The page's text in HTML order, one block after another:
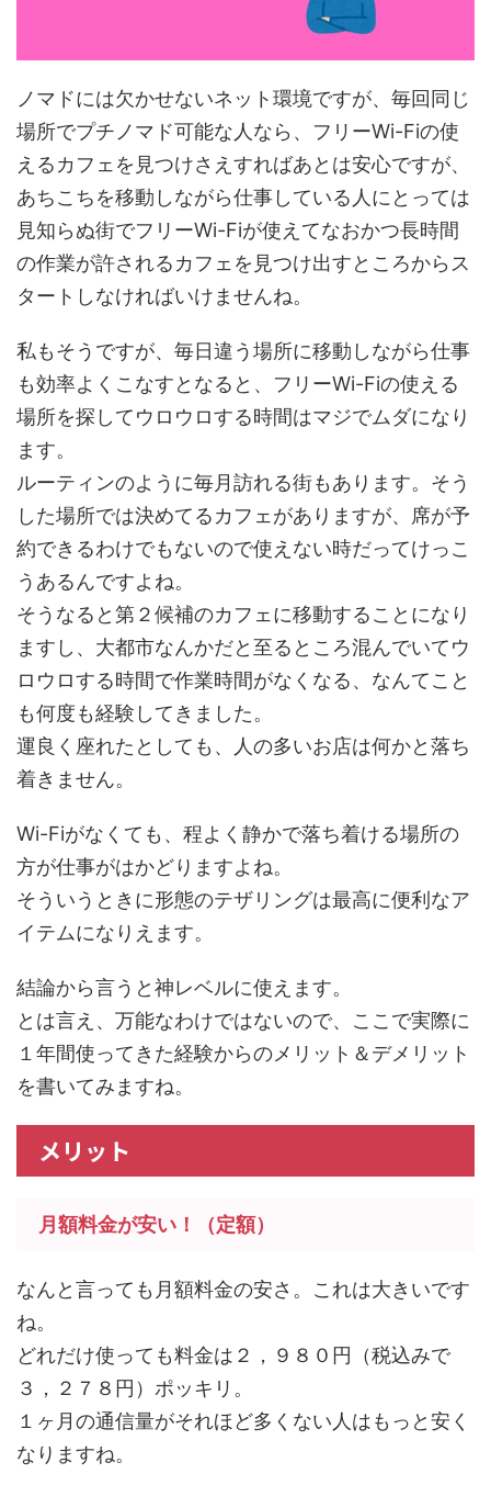
ノマドには欠かせないネット環境ですが、毎回同じ
場所でプチノマド可能な人なら、フリーWi-Fiの使
えるカフェを見つけさえすればあとは安心ですが、
あちこちを移動しながら仕事している人にとっては
見知らぬ街でフリーWi-Fiが使えてなおかつ長時間
の作業が許されるカフェを見つけ出すところからス
タートしなければいけませんね。
私もそうですが、毎日違う場所に移動しながら仕事
も効率よくこなすとなると、フリーWi-Fiの使える
場所を探してウロウロする時間はマジでムダになり
ます。
ルーティンのように毎月訪れる街もあります。そう
した場所では決めてるカフェがありますが、席が予
約できるわけでもないので使えない時だってけっこ
うあるんですよね。
そうなると第２候補のカフェに移動することになり
ますし、大都市なんかだと至るところ混んでいてウ
ロウロする時間で作業時間がなくなる、なんてこと
も何度も経験してきました。
運良く座れたとしても、人の多いお店は何かと落ち
着きません。
Wi-Fiがなくても、程よく静かで落ち着ける場所の
方が仕事がはかどりますよね。
そういうときに形態のテザリングは最高に便利なア
イテムになりえます。
結論から言うと神レベルに使えます。
とは言え、万能なわけではないので、ここで実際に
１年間使ってきた経験からのメリット＆デメリット
を書いてみますね。
メリット
月額料金が安い！（定額）
なんと言っても月額料金の安さ。これは大きいです
ね。
どれだけ使っても料金は２，９８０円（税込みで
３，２７８円）ポッキリ。
１ヶ月の通信量がそれほど多くない人はもっと安く
なりますね。